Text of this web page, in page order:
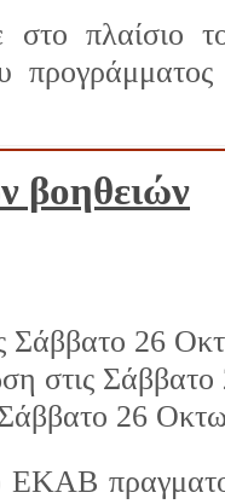
πλαίσιο
βοηθειών
Σάββατο 26
στις
26
ΕΚΑΒ